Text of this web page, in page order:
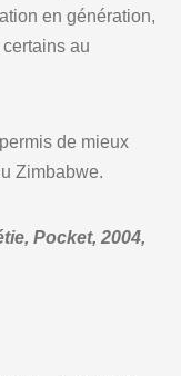
en génération,
au
de mieux
Zimbabwe.
Pocket, 2004,